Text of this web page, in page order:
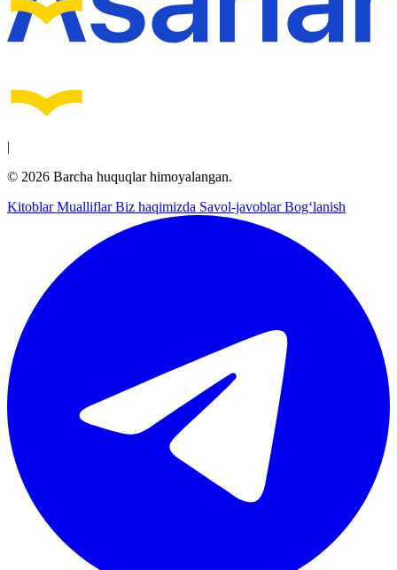
|
© 2026 Barcha huquqlar himoyalangan.
KitoblarMualliflarBiz haqimizda Savol-javoblarBog‘lanish